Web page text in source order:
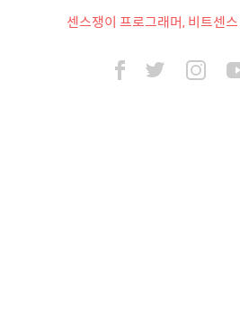
센스쟁이 프로그래머, 비트센스